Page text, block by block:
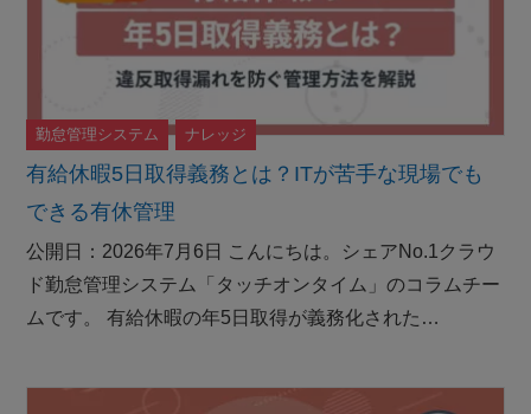
有給休暇5日取得義務とは？ITが苦手な現場でも
できる有休管理
勤怠管理システム ナレッジ
公開日：2026年7月6日 こんにちは。シェアNo.1クラウ
ド勤怠管理システム「タッチオンタイム」のコラムチー
ムです。 有給休暇の年5日取得が義務化された…